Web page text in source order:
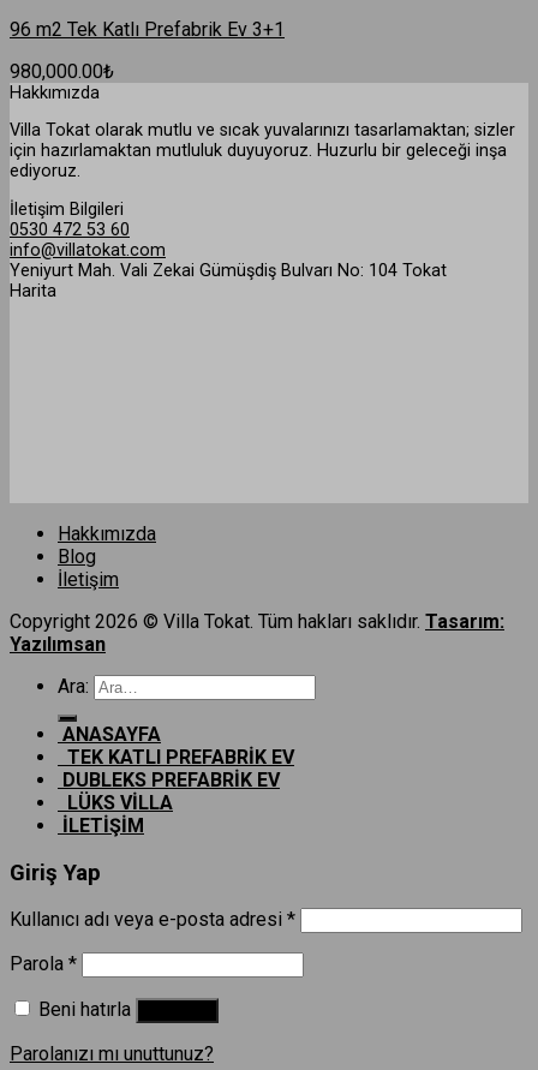
96 m2 Tek Katlı Prefabrik Ev 3+1
980,000.00₺
Hakkımızda
Villa Tokat olarak mutlu ve sıcak yuvalarınızı tasarlamaktan; sizler
için hazırlamaktan mutluluk duyuyoruz. Huzurlu bir geleceği inşa
ediyoruz.
İletişim Bilgileri
0530 472 53 60
info@villatokat.com
Yeniyurt Mah. Vali Zekai Gümüşdiş Bulvarı No: 104 Tokat
Harita
Hakkımızda
Blog
İletişim
Copyright 2026 © Villa Tokat. Tüm hakları saklıdır. Tasarım:
Yazılımsan
Ara:
ANASAYFA
TEK KATLI PREFABRİK EV
DUBLEKS PREFABRİK EV
LÜKS VİLLA
İLETİŞİM
Giriş Yap
Kullanıcı adı veya e-posta adresi *
Parola *
Beni hatırla
Parolanızı mı unuttunuz?